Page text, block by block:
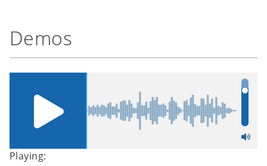
Gern treten wir vor Gott, unsern Herrn (Von
Gotteskind)
Zwischengesang
Gott kam zu uns (Als in der Nacht jenes
Gabenbereitung
Demos
Playing: